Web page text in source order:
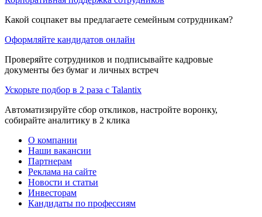
Какой соцпакет вы предлагаете семейным сотрудникам?
Оформляйте кандидатов онлайн
Проверяйте сотрудников и подписывайте кадровые
документы без бумаг и личных встреч
Ускорьте подбор в 2 раза с Talantix
Автоматизируйте сбор откликов, настройте воронку,
собирайте аналитику в 2 клика
О компании
Наши вакансии
Партнерам
Реклама на сайте
Новости и статьи
Инвесторам
Кандидаты по профессиям